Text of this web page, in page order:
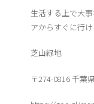
生活する上で大
アからすぐに行
芝山緑地
〒274-0816 千葉